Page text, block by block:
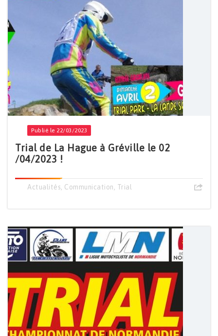
Publié le 22/03/2023
Trial de La Hague à Gréville le 02
/04/2023 !
Actualités Communication Trial